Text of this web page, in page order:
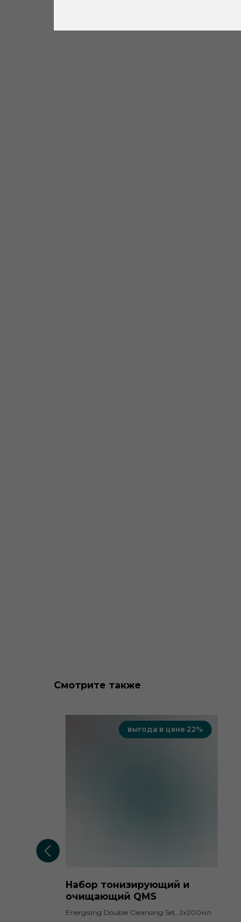
Смотрите также
выгода в цене 22%
Набор тонизирующий и
очищающий QMS
Energising Double Cleansing Set, 2x200мл